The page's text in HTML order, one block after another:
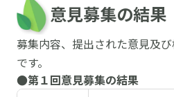
意見募集の結果
募集内容、提出された意見及
です。
●第１回意見募集の結果